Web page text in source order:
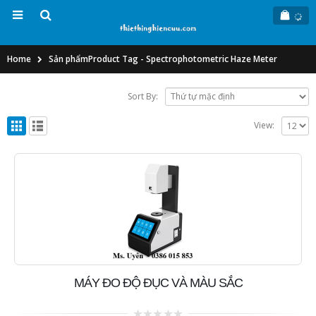
Home Sản phẩmProduct Tag - Spectrophotometric Haze Meter
Sort By:
View:
MÁY ĐO ĐỘ ĐỤC VÀ MÀU SẮC